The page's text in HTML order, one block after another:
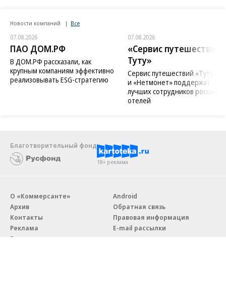
Новости компаний Все
07.08.2026
ПАО ДОМ.РФ
В ДОМ.РФ рассказали, как
крупным компаниям эффективно
реализовывать ESG-стратегию
07.08.2026
«Сервис путешествий
Туту»
Сервис путешествий «Туту»
и «Нетмонет» поддержат
лучших сотрудников
отелей
Благотворительный фонд
18+ реклама
О «Коммерсанте»
Архив
Контакты
Реклама
Вакансии
Android
Обратная связь
Правовая информация
E-mail рассылки